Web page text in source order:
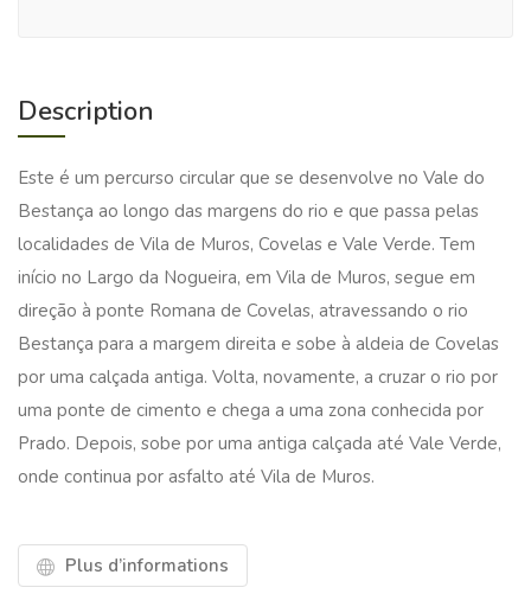
Description
Este é um percurso circular que se desenvolve no Vale do
Bestança ao longo das margens do rio e que passa pelas
localidades de Vila de Muros, Covelas e Vale Verde. Tem
início no Largo da Nogueira, em Vila de Muros, segue em
direção à ponte Romana de Covelas, atravessando o rio
Bestança para a margem direita e sobe à aldeia de Covelas
por uma calçada antiga. Volta, novamente, a cruzar o rio por
uma ponte de cimento e chega a uma zona conhecida por
Prado. Depois, sobe por uma antiga calçada até Vale Verde,
onde continua por asfalto até Vila de Muros.
Plus d’informations